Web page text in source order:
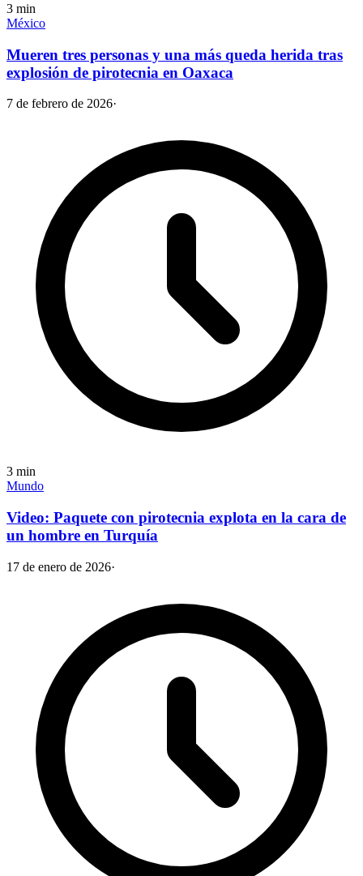
3 min
México
Mueren tres personas y una más queda herida tras
explosión de pirotecnia en Oaxaca
7 de febrero de 2026·
3 min
Mundo
Video: Paquete con pirotecnia explota en la cara de
un hombre en Turquía
17 de enero de 2026·